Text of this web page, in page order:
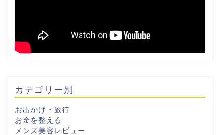
カテゴリー別
お出かけ・旅行
お金を整える
メンズ美容レビュー